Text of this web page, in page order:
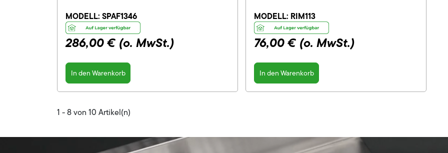
MODELL: SPAF1346
286,00 € (o. MwSt.)
In den Warenkorb
MODELL: RIM113
76,00 € (o. MwSt.)
In den Warenkorb
1 - 8 von 10 Artikel(n)